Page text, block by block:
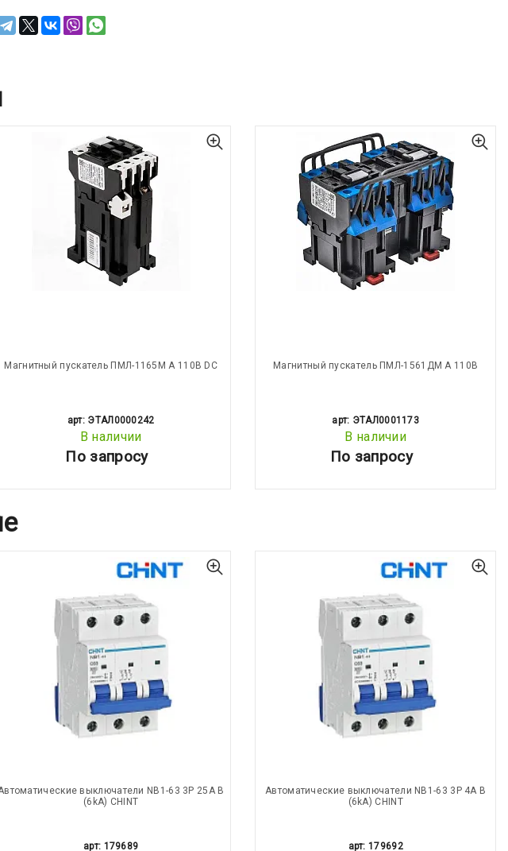
Магнитный пускатель ПМЛ-1165М А 110В DC
арт: ЭТАЛ0000242
В наличии
По запросу
Магнитный пускатель ПМЛ-1561ДМ А 110В
арт: ЭТАЛ0001173
В наличии
По запросу
выключатели NB1-63 3P 25A В
(6kA) CHINT
арт: 179689
Автоматические выключатели NB1-63 3P 4A В
(6kA) CHINT
арт: 179692